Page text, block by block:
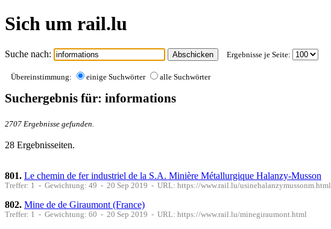
Sich um rail.lu
Suche nach: Ergebnisse je Seite:
Übereinstimmung: einige Suchwörter alle Suchwörter
Suchergebnis für: informations
2707 Ergebnisse gefunden.
28 Ergebnisseiten.
801. Le chemin de fer industriel de la S.A. Minière Métallurgique Halanzy-Musson
Treffer: 1 - Gewichtung: 49 - 20 Sep 2019 - URL: https://www.rail.lu/usinehalanzymussonm.html
802. Mine de de Giraumont (France)
Treffer: 1 - Gewichtung: 60 - 20 Sep 2019 - URL: https://www.rail.lu/minegiraumont.html